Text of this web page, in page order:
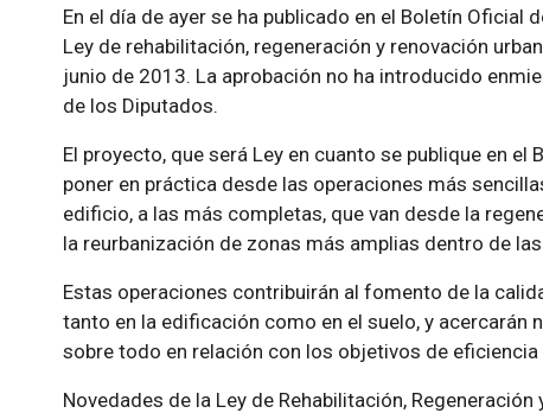
En el día de ayer se ha publicado en el Boletín Oficial
Ley de rehabilitación, regeneración y renovación
junio de 2013. La aprobación no ha introducido
de los Diputados.
El proyecto, que será Ley en cuanto se publique en
poner en práctica desde las operaciones más
edificio, a las más completas, que van desde la
la reurbanización de zonas más amplias dentro de
Estas operaciones contribuirán al fomento de la
tanto en la edificación como en el suelo, y
sobre todo en relación con los objetivos de
Novedades de la Ley de Rehabilitación,